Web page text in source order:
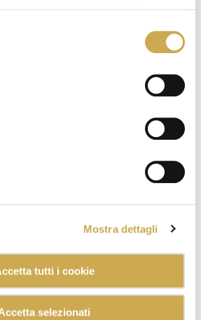
Mostra dettagli
tutti i cookie
selezionati
essere ingerite e/o inalate